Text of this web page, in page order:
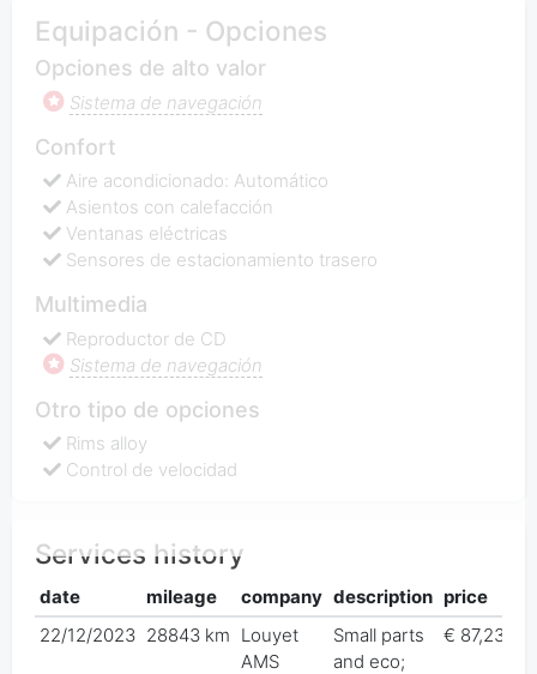
Equipación - Opciones
Opciones de alto valor
Sistema de navegación
Confort
Aire acondicionado: Automático
Asientos con calefacción
Ventanas eléctricas
Sensores de estacionamiento trasero
Multimedia
Reproductor de CD
Sistema de navegación
Otro tipo de opciones
Rims alloy
Control de velocidad
Services history
date mileage company description price
22/12/2023 28843 km Louyet
AMS
Small parts
and eco;
€ 87,23